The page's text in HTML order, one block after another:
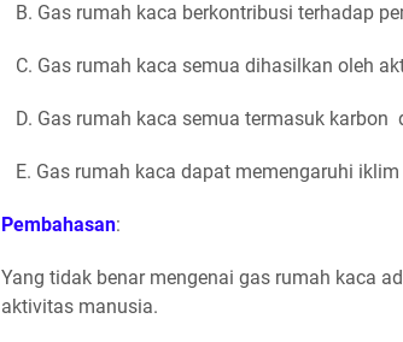
B. Gas rumah kaca berkontribusi terhadap
C. Gas rumah kaca semua dihasilkan oleh
D. Gas rumah kaca semua termasuk karbon
E. Gas rumah kaca dapat memengaruhi
Pembahasan:
Yang tidak benar mengenai gas rumah kaca
aktivitas manusia.